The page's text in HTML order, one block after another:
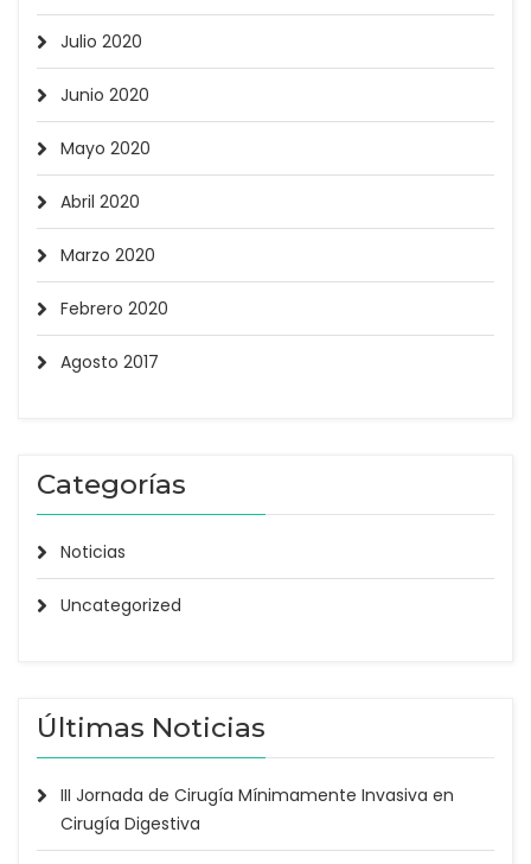
Julio 2020
Junio 2020
Mayo 2020
Abril 2020
Marzo 2020
Febrero 2020
Agosto 2017
Categorías
Noticias
Uncategorized
Últimas Noticias
III Jornada de Cirugía Mínimamente Invasiva en
Cirugía Digestiva